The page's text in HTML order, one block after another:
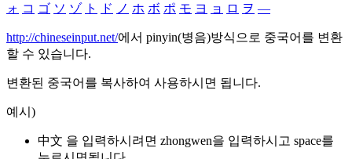
ォ コ ゴ ソ ゾ ト ド ノ ホ ボ ポ モ ヨ ョ ロ ヲ ―
http://chineseinput.net/에서 pinyin(병음)방식으로 중국어를 변환
할 수 있습니다.
변환된 중국어를 복사하여 사용하시면 됩니다.
예시)
中文 을 입력하시려면 zhongwen을 입력하시고 space를